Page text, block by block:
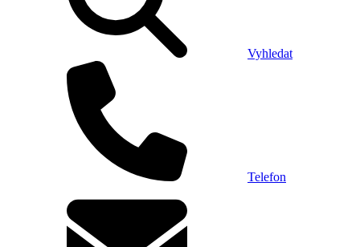
Vyhledat
Telefon